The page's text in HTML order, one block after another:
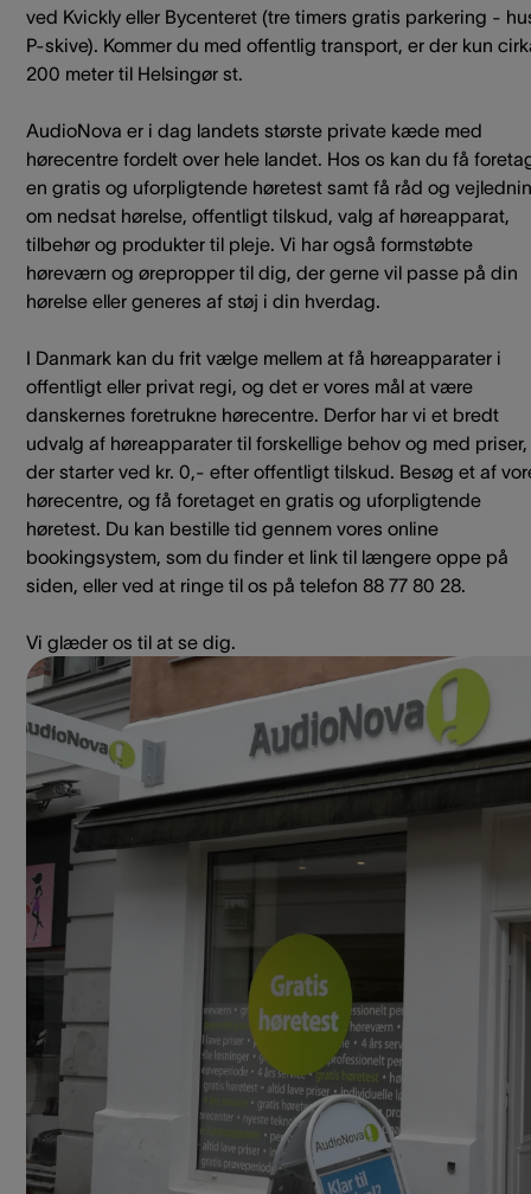
ved Kvickly eller Bycenteret (tre timers gratis parkering -
P-skive). Kommer du med offentlig transport, er der kun
200 meter til Helsingør st.
AudioNova er i dag landets største private kæde med
hørecentre fordelt over hele landet. Hos os kan du få
en gratis og uforpligtende høretest samt få råd og
om nedsat hørelse, offentligt tilskud, valg af høreapparat,
tilbehør og produkter til pleje. Vi har også formstøbte
høreværn og ørepropper til dig, der gerne vil passe på din
hørelse eller generes af støj i din hverdag.
I Danmark kan du frit vælge mellem at få høreapparater i
offentligt eller privat regi, og det er vores mål at være
danskernes foretrukne hørecentre. Derfor har vi et bredt
udvalg af høreapparater til forskellige behov og med priser,
der starter ved kr. 0,- efter offentligt tilskud. Besøg et af
hørecentre, og få foretaget en gratis og uforpligtende
høretest. Du kan bestille tid gennem vores online
bookingsystem, som du finder et link til længere oppe på
siden, eller ved at ringe til os på telefon 88 77 80 28.
Vi glæder os til at se dig.